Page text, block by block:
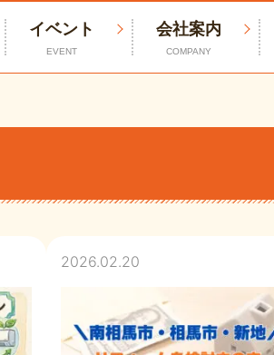
イベント
EVENT
会社案内
COMPANY
2026.02.20